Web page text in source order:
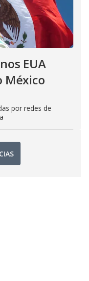
EUA
México
por redes de